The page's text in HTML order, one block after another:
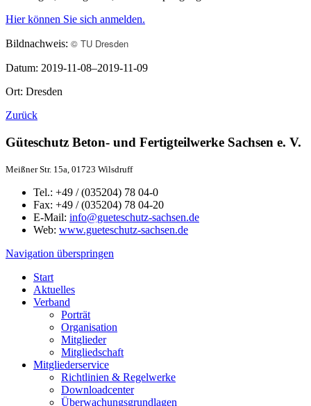
Hier können Sie sich anmelden.
Bildnachweis: © TU Dresden
Datum: 2019-11-08–2019-11-09
Ort: Dresden
Zurück
Güteschutz Beton- und Fertigteilwerke Sachsen e. V.
Meißner Str. 15a, 01723 Wilsdruff
Tel.: +49 / (035204) 78 04-0
Fax: +49 / (035204) 78 04-20
E-Mail: info@gueteschutz-sachsen.de
Web: www.gueteschutz-sachsen.de
Navigation überspringen
Start
Aktuelles
Verband
Porträt
Organisation
Mitglieder
Mitgliedschaft
Mitgliederservice
Richtlinien & Regelwerke
Downloadcenter
Überwachungsgrundlagen